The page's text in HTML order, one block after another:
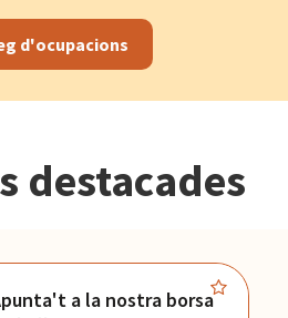
d'ocupacions
destacades
a la nostra borsa